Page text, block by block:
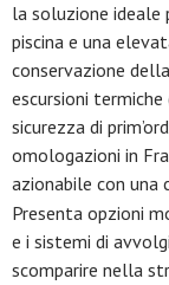
la soluzione ideale
piscina e una
conservazione
escursioni
sicurezza di
omologazioni in
azionabile con
Presenta opzioni
e i sistemi di
scomparire nella